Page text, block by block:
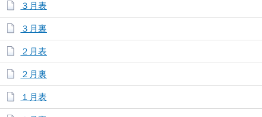
３月表
３月裏
２月表
２月裏
１月表